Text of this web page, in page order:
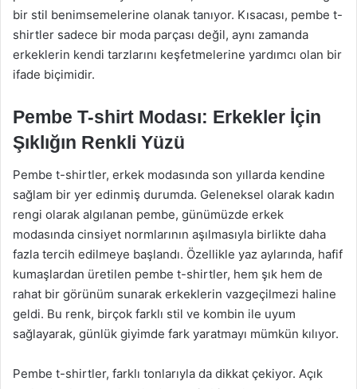
bir stil benimsemelerine olanak tanıyor. Kısacası, pembe t-
shirtler sadece bir moda parçası değil, aynı zamanda
erkeklerin kendi tarzlarını keşfetmelerine yardımcı olan bir
ifade biçimidir.
Pembe T-shirt Modası: Erkekler İçin
Şıklığın Renkli Yüzü
Pembe t-shirtler, erkek modasında son yıllarda kendine
sağlam bir yer edinmiş durumda. Geleneksel olarak kadın
rengi olarak algılanan pembe, günümüzde erkek
modasında cinsiyet normlarının aşılmasıyla birlikte daha
fazla tercih edilmeye başlandı. Özellikle yaz aylarında, hafif
kumaşlardan üretilen pembe t-shirtler, hem şık hem de
rahat bir görünüm sunarak erkeklerin vazgeçilmezi haline
geldi. Bu renk, birçok farklı stil ve kombin ile uyum
sağlayarak, günlük giyimde fark yaratmayı mümkün kılıyor.
Pembe t-shirtler, farklı tonlarıyla da dikkat çekiyor. Açık